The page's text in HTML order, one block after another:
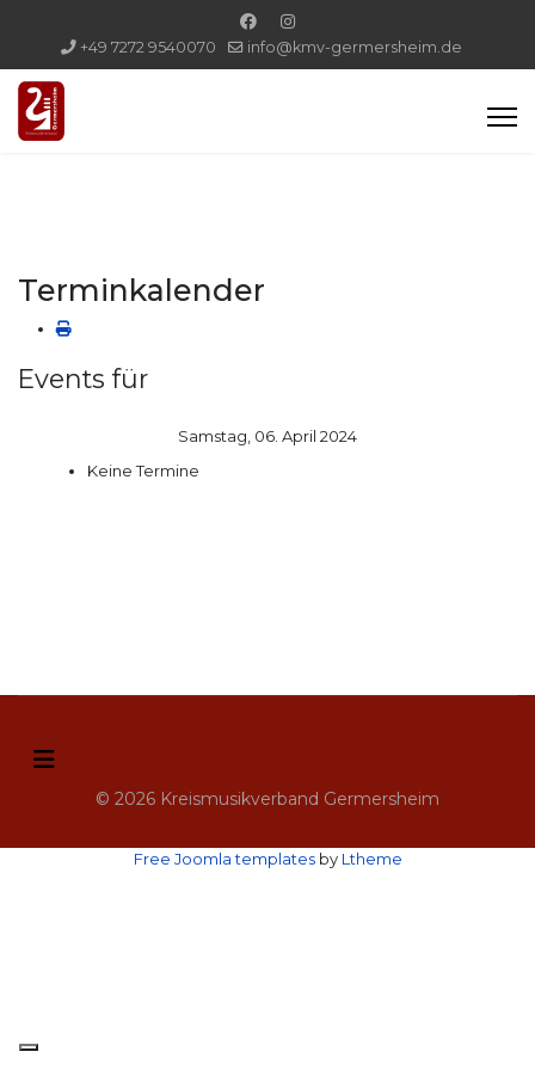
+49 7272 9540070 info@kmv-germersheim.de
Terminkalender
Events für
Samstag, 06. April 2024
Keine Termine
© 2026 Kreismusikverband Germersheim
Free Joomla templatesby Ltheme